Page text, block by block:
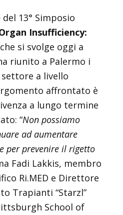
13° Simposio
Insufficiency:
si svolge oggi a
riunito a Palermo i
a livello
affrontato è
a lungo termine
“Non possiamo
ad aumentare
per prevenire il rigetto
Fadi Lakkis, membro
Ri.MED e Direttore
Trapianti “Starzl”
School of